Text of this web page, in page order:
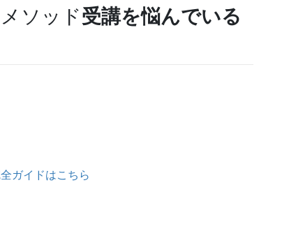
ソッド受講を悩んでいる
ガイドはこちら